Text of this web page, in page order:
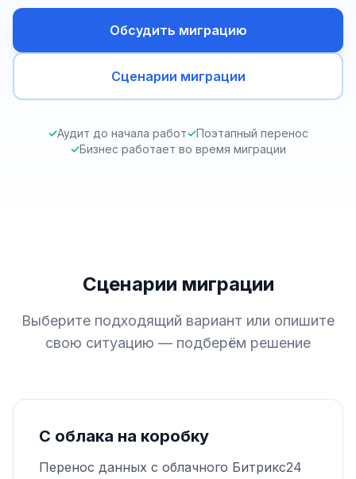
Обсудить миграцию
Сценарии миграции
✓Аудит до начала работ✓Поэтапный перенос
✓Бизнес работает во время миграции
Сценарии миграции
Выберите подходящий вариант или опишите
свою ситуацию — подберём решение
С облака на коробку
Перенос данных с облачного Битрикс24